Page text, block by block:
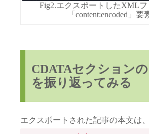
Fig2.エクスポートしたXML
「content:encoded」要
CDATAセクション
を振り返ってみる
エクスポートされた記事の本文は